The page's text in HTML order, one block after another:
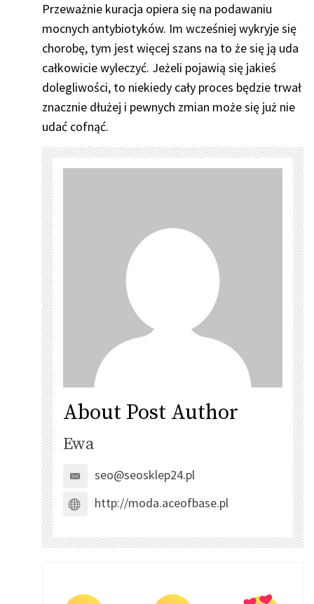
Przeważnie kuracja opiera się na podawaniu
mocnych antybiotyków. Im wcześniej wykryje się
chorobę, tym jest więcej szans na to że się ją uda
całkowicie wyleczyć. Jeżeli pojawią się jakieś
dolegliwości, to niekiedy cały proces będzie trwał
znacznie dłużej i pewnych zmian może się już nie
udać cofnąć.
About Post Author
Ewa
seo@seosklep24.pl
http://moda.aceofbase.pl